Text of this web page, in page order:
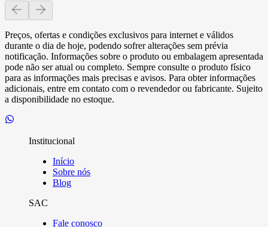
Preços, ofertas e condições exclusivos para internet e válidos
durante o dia de hoje, podendo sofrer alterações sem prévia
notificação. Informações sobre o produto ou embalagem apresentada
pode não ser atual ou completo. Sempre consulte o produto físico
para as informações mais precisas e avisos. Para obter informações
adicionais, entre em contato com o revendedor ou fabricante. Sujeito
a disponibilidade no estoque.
Institucional
Início
Sobre nós
Blog
SAC
Fale conosco